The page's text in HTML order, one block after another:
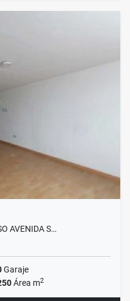
AVENIDA S…
Garaje
Área m2